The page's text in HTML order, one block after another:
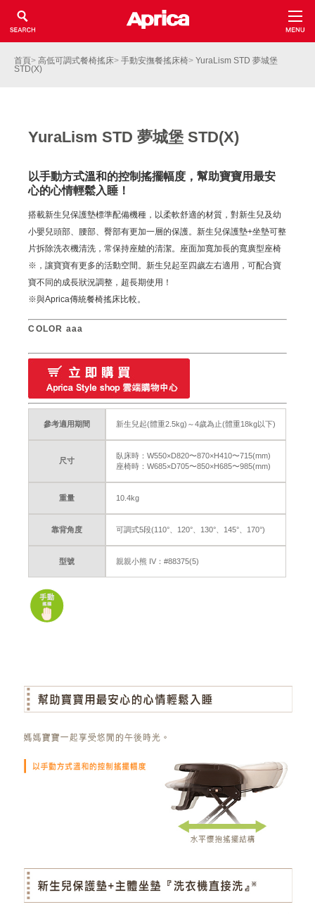
首頁> 高低可調式餐椅搖床> 手動安撫餐搖床椅> YuraLism STD 夢城堡
STD(X)
YuraLism STD 夢城堡 STD(X)
以手動方式溫和的控制搖擺幅度，幫助寶寶用最安
心的心情輕鬆入睡！
搭載新生兒保護墊標準配備機種，以柔軟舒適的材質，對新生兒及幼
小嬰兒頭部、腰部、臀部有更加一層的保護。新生兒保護墊+坐墊可整
片拆除洗衣機清洗，常保持座艙的清潔。座面加寬加長的寬廣型座椅
※，讓寶寶有更多的活動空間。新生兒起至四歲左右適用，可配合寶
寶不同的成長狀況調整，超長期使用！
※與Aprica傳統餐椅搖床比較。
COLOR aaa
參考適用期間 新生兒起(體重2.5kg)～4歲為止(體重18kg以下)
尺寸
臥床時：W550×D820〜870×H410〜715(mm)
座椅時：W685×D705〜850×H685〜985(mm)
重量 10.4kg
靠背角度 可調式5段(110°、120°、130°、145°、170°)
型號 親親小熊 IV：#88375(5)